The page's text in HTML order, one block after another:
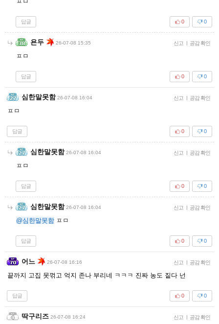
답글 0
0
욘두 26-07-08 15:35 신고 | 공감 확인
ㅍㅁ
답글 0
0
심한말못함 26-07-08 16:04 신고 | 공감 확인
ㅍㅁ
답글 0
0
심한말못함 26-07-08 16:04 신고 | 공감 확인
ㅍㅁ
답글 0
0
심한말못함 26-07-08 16:04 신고 | 공감 확인
@심한말못함 ㅍㅁ
답글 0
0
어느 26-07-08 16:16 신고 | 공감 확인
끝까지 고집 못꺾고 억지 존나 부리네 ㅋㅋㅋ 진짜 농도 짙다 넌
답글 0
0
딱구리즈 26-07-08 16:24 신고 | 공감 확인